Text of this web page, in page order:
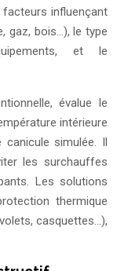
influençant
gaz, bois…), le type
et le
évalue le
intérieure
simulée. Il
les surchauffes
Les solutions
thermique
casquettes…),